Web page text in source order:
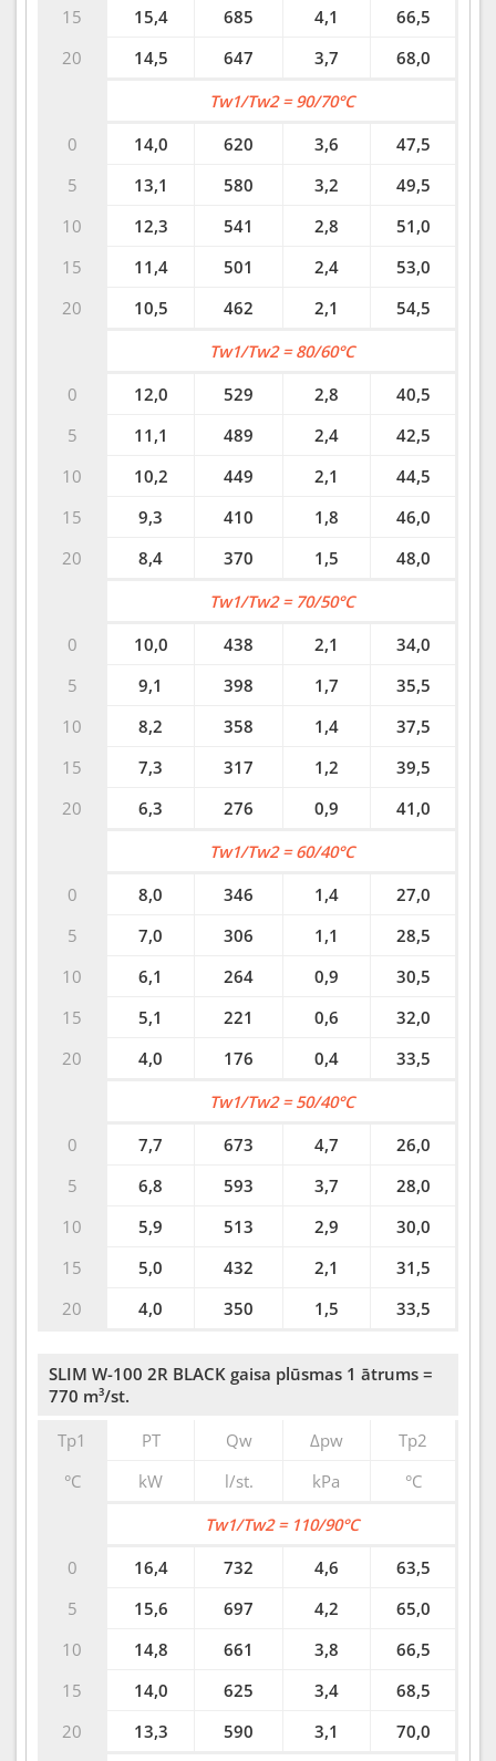
15
20
15,4
685 4,1
66,5
14,5
647 3,7 68,0
0
5
10
15
20
Tw1/Tw2 = 90/70°C
14,0
620 3,6
47,5
13,1
580 3,2
49,5
12,3
541 2,8
51,0
11,4
501 2,4
53,0
10,5
462 2,1 54,5
0
5
10
15
20
Tw1/Tw2 = 80/60°C
12,0
529 2,8
40,5
11,1
489 2,4
42,5
10,2
449 2,1
44,5
9,3
410 1,8
46,0
8,4
370 1,5 48,0
0
5
10
15
20
Tw1/Tw2 = 70/50°C
10,0
438 2,1
34,0
9,1
398 1,7
35,5
8,2
358 1,4
37,5
7,3
317 1,2
39,5
6,3
276 0,9 41,0
0
5
10
15
20
Tw1/Tw2 = 60/40°C
8,0
346 1,4
27,0
7,0
306 1,1
28,5
6,1
264 0,9
30,5
5,1
221 0,6
32,0
4,0
176 0,4 33,5
0
5
10
15
20
Tw1/Tw2 = 50/40°C
7,7
673 4,7
26,0
6,8
593 3,7
28,0
5,9
513 2,9
30,0
5,0
432 2,1
31,5
4,0
350 1,5 33,5
SLIM W-100 2R BLACK gaisa plūsmas 1 ātrums =
770 m³/st.
Tp1
°C
PT Qw ∆pw
Tp2
kW
l/st. kPa °C
0
5
10
15
20
Tw1/Tw2 = 110/90°C
16,4
732 4,6
63,5
15,6
697 4,2
65,0
14,8
661 3,8
66,5
14,0
625 3,4
68,5
13,3
590 3,1 70,0